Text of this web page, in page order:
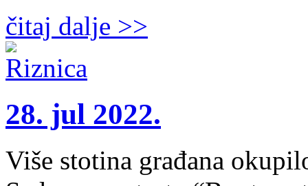
čitaj dalje >>
28. jul 2022.
Više stotina građana